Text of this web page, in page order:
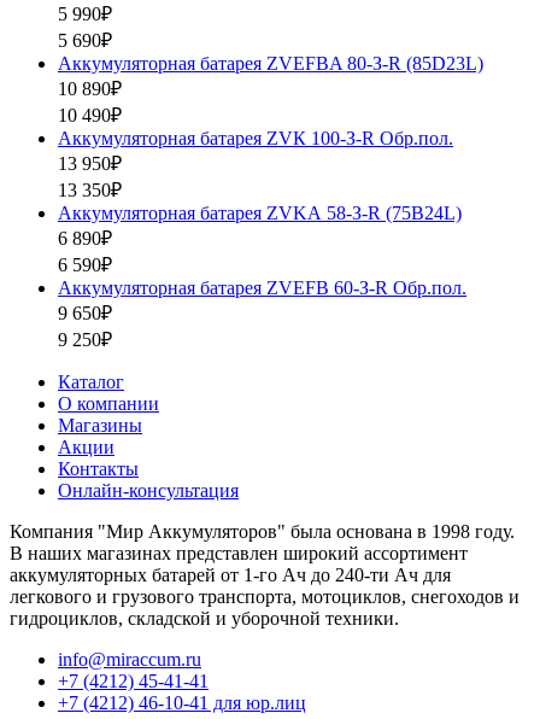
5 990₽
5 690₽
Аккумуляторная батарея ZVEFBA 80-З-R (85D23L)
10 890₽
10 490₽
Аккумуляторная батарея ZVК 100-З-R Обр.пол.
13 950₽
13 350₽
Аккумуляторная батарея ZVKА 58-З-R (75B24L)
6 890₽
6 590₽
Аккумуляторная батарея ZVEFB 60-З-R Обр.пол.
9 650₽
9 250₽
Каталог
О компании
Магазины
Акции
Контакты
Онлайн-консультация
Компания "Мир Аккумуляторов" была основана в 1998 году.
В наших магазинах представлен широкий ассортимент
аккумуляторных батарей от 1-го Ач до 240-ти Ач для
легкового и грузового транспорта, мотоциклов, снегоходов и
гидроциклов, складской и уборочной техники.
info@miraccum.ru
+7 (4212) 45-41-41
+7 (4212) 46-10-41 для юр.лиц